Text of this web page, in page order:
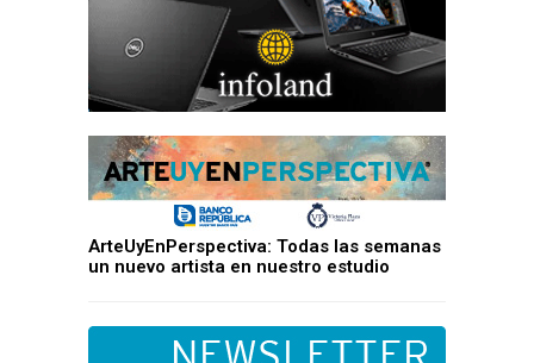
ArteUyEnPerspectiva: Todas las semanas
un nuevo artista en nuestro estudio